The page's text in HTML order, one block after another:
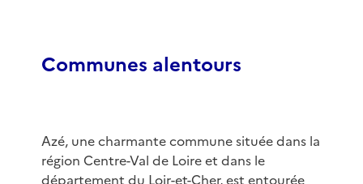
Communes alentours
Azé, une charmante commune située dans la
région Centre-Val de Loire et dans le